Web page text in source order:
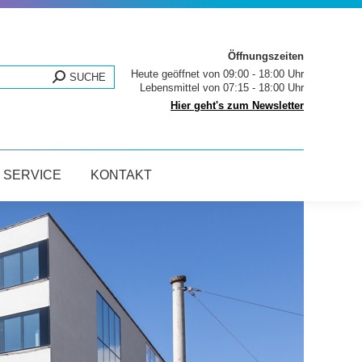
SUCHE
Öffnungszeiten
Heute geöffnet von 09:00 - 18:00 Uhr
Lebensmittel von 07:15 - 18:00 Uhr
Hier geht's zum Newsletter
SERVICE KONTAKT